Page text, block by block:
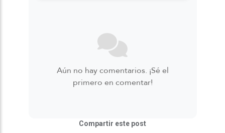
Aún no hay comentarios. ¡Sé el
primero en comentar!
Compartir este post